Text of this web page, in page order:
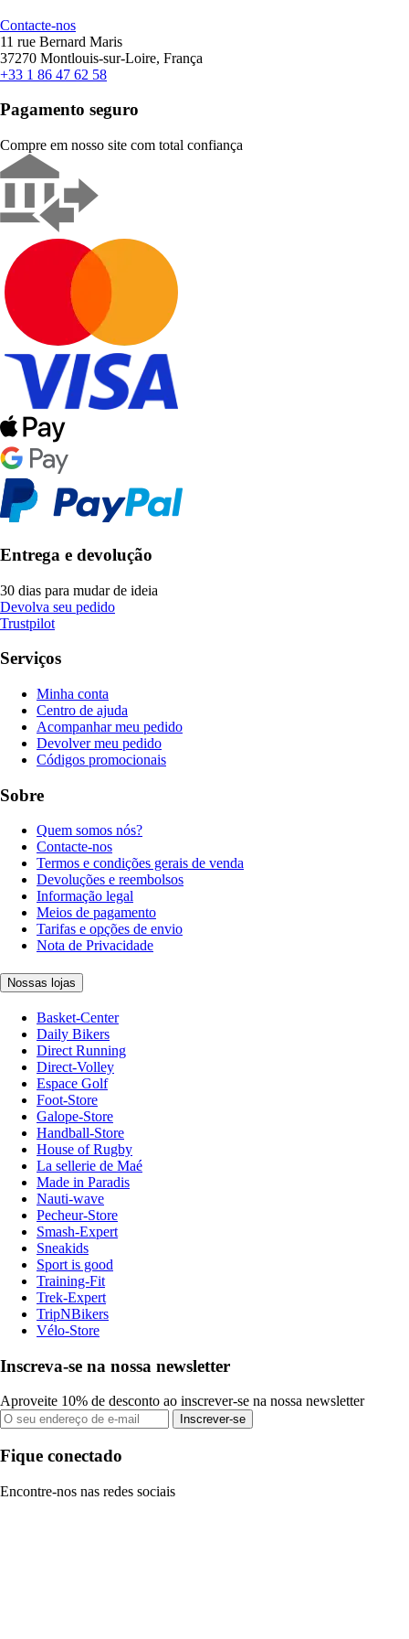
Contacte-nos
11 rue Bernard Maris
37270 Montlouis-sur-Loire, França
+33 1 86 47 62 58
Pagamento seguro
Compre em nosso site com total confiança
Entrega e devolução
30 dias para mudar de ideia
Devolva seu pedido
Trustpilot
Serviços
Minha conta
Centro de ajuda
Acompanhar meu pedido
Devolver meu pedido
Códigos promocionais
Sobre
Quem somos nós?
Contacte-nos
Termos e condições gerais de venda
Devoluções e reembolsos
Informação legal
Meios de pagamento
Tarifas e opções de envio
Nota de Privacidade
Nossas lojas
Basket-Center
Daily Bikers
Direct Running
Direct-Volley
Espace Golf
Foot-Store
Galope-Store
Handball-Store
House of Rugby
La sellerie de Maé
Made in Paradis
Nauti-wave
Pecheur-Store
Smash-Expert
Sneakids
Sport is good
Training-Fit
Trek-Expert
TripNBikers
Vélo-Store
Inscreva-se na nossa newsletter
Aproveite 10% de desconto ao inscrever-se na nossa newsletter
Inscrever-se
Fique conectado
Encontre-nos nas redes sociais